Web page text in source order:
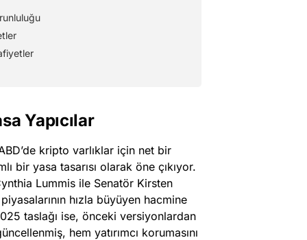
Yapıcılar
kripto varlıklar için net bir
bir yasa tasarısı olarak öne çıkıyor.
Lummis ile Senatör Kirsten
hızla büyüyen hacmine
taslağı ise, önceki versiyonlardan
hem yatırımcı korumasını